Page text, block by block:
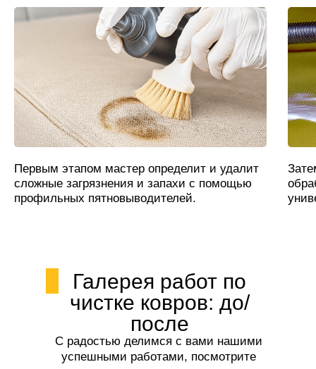
Первым этапом мастер определит и удалит
сложные загрязнения и запахи с помощью
профильных пятновыводителей.
Галерея работ по
чистке ковров: до/
после
С радостью делимся с вами нашими
успешными работами, посмотрите